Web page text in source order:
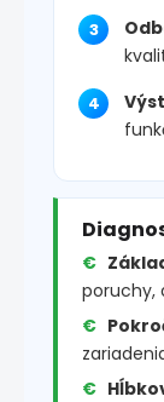
poruchy,